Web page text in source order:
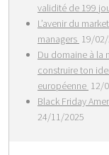
validité de 199
L’avenir du
managers 19/
Du domaine à la
construire ton
européenne 12/
Black Friday
24/11/2025